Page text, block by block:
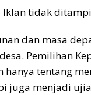
Iklan tidak
dan masa
Pemilihan
hanya tentang
juga menjadi